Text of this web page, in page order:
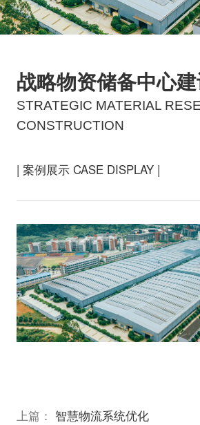
战略物资储备中心
STRATEGIC MATERIAL
CONSTRUCTION
| 案例展示 CASE DISPLAY |
上篇： 智慧物流系统优化